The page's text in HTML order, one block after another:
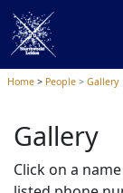
Home People Gallery
Gallery
Click on a